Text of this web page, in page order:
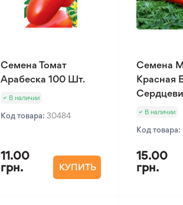
Семена Томат
Арабеска 100 Шт.
В наличии
Код товара: 30484
11.00
грн.
КУПИТЬ
Семена
Красная
В наличии
Код товара:
15.00
грн.